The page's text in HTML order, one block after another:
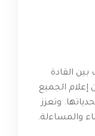
القادة
إعلام الجميع
وتعزز
والمساءلة.